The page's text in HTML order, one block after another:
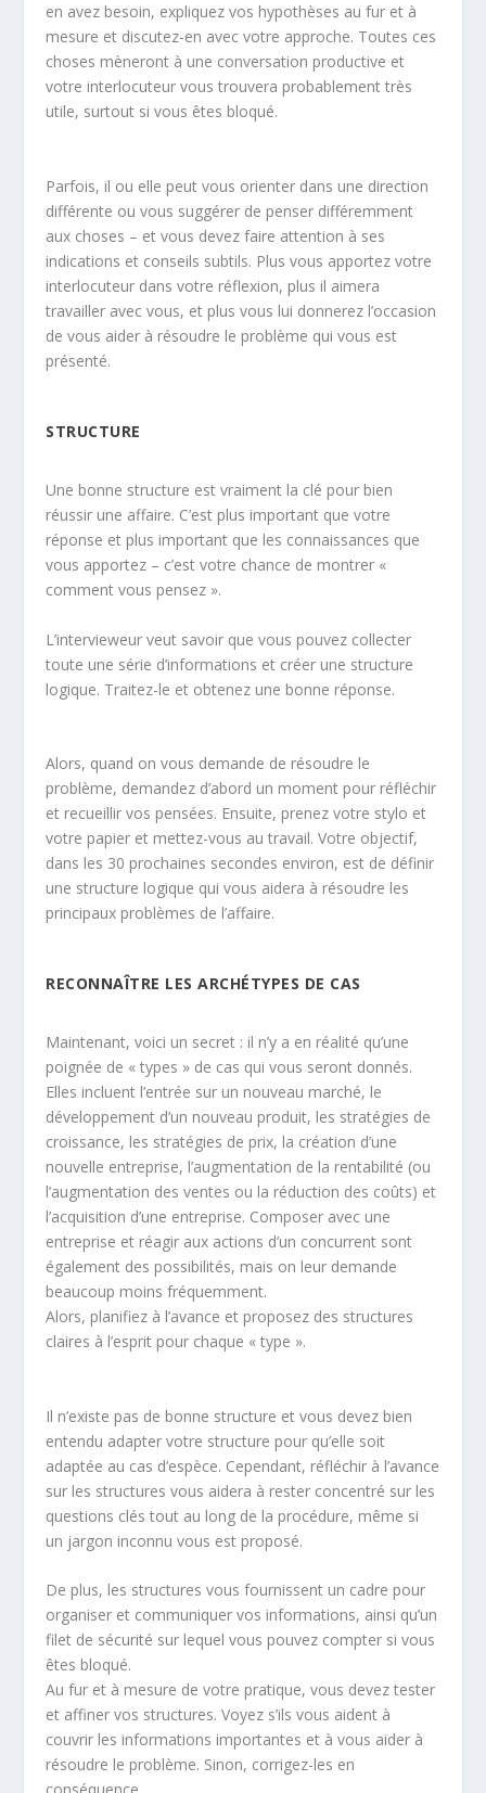
en avez besoin, expliquez vos hypothèses au fur et à
mesure et discutez-en avec votre approche. Toutes ces
choses mèneront à une conversation productive et
votre interlocuteur vous trouvera probablement très
utile, surtout si vous êtes bloqué.
Parfois, il ou elle peut vous orienter dans une direction
différente ou vous suggérer de penser différemment
aux choses – et vous devez faire attention à ses
indications et conseils subtils. Plus vous apportez votre
interlocuteur dans votre réflexion, plus il aimera
travailler avec vous, et plus vous lui donnerez l’occasion
de vous aider à résoudre le problème qui vous est
présenté.
STRUCTURE
Une bonne structure est vraiment la clé pour bien
réussir une affaire. C’est plus important que votre
réponse et plus important que les connaissances que
vous apportez – c’est votre chance de montrer «
comment vous pensez ».
L’intervieweur veut savoir que vous pouvez collecter
toute une série d’informations et créer une structure
logique. Traitez-le et obtenez une bonne réponse.
Alors, quand on vous demande de résoudre le
problème, demandez d’abord un moment pour réfléchir
et recueillir vos pensées. Ensuite, prenez votre stylo et
votre papier et mettez-vous au travail. Votre objectif,
dans les 30 prochaines secondes environ, est de définir
une structure logique qui vous aidera à résoudre les
principaux problèmes de l’affaire.
RECONNAÎTRE LES ARCHÉTYPES DE CAS
Maintenant, voici un secret : il n’y a en réalité qu’une
poignée de « types » de cas qui vous seront donnés.
Elles incluent l’entrée sur un nouveau marché, le
développement d’un nouveau produit, les stratégies de
croissance, les stratégies de prix, la création d’une
nouvelle entreprise, l’augmentation de la rentabilité (ou
l’augmentation des ventes ou la réduction des coûts) et
l’acquisition d’une entreprise. Composer avec une
entreprise et réagir aux actions d’un concurrent sont
également des possibilités, mais on leur demande
beaucoup moins fréquemment.
Alors, planifiez à l’avance et proposez des structures
claires à l’esprit pour chaque « type ».
Il n’existe pas de bonne structure et vous devez bien
entendu adapter votre structure pour qu’elle soit
adaptée au cas d’espèce. Cependant, réfléchir à l’avance
sur les structures vous aidera à rester concentré sur les
questions clés tout au long de la procédure, même si
un jargon inconnu vous est proposé.
De plus, les structures vous fournissent un cadre pour
organiser et communiquer vos informations, ainsi qu’un
filet de sécurité sur lequel vous pouvez compter si vous
êtes bloqué.
Au fur et à mesure de votre pratique, vous devez tester
et affiner vos structures. Voyez s’ils vous aident à
couvrir les informations importantes et à vous aider à
résoudre le problème. Sinon, corrigez-les en